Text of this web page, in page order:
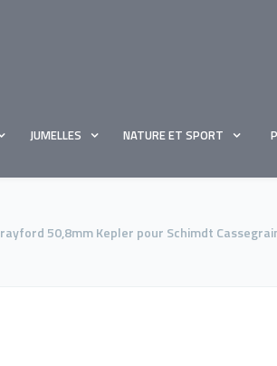
JUMELLES NATURE ET SPORT
50,8mm Kepler pour Schimdt